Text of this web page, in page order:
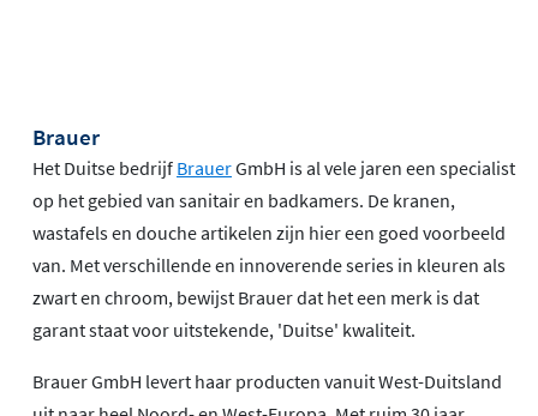
Brauer
Het Duitse bedrijf BrauerGmbH is al vele jaren een specialist
op het gebied van sanitair en badkamers. De kranen,
wastafels en douche artikelen zijn hier een goed voorbeeld
van. Met verschillende en innoverende series in kleuren als
zwart en chroom, bewijst Brauer dat het een merk is dat
garant staat voor uitstekende, 'Duitse' kwaliteit.
Brauer GmbH levert haar producten vanuit West-Duitsland